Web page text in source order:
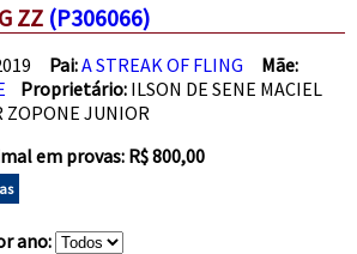
ZZ (P306066)
Pai:A STREAK OF FLING
Mãe:
Proprietário: ILSON DE SENE MACIEL
ZOPONE JUNIOR
em provas: R$ 800,00
ano: